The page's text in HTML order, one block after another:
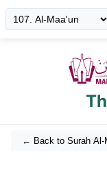
← Back to Surah Al-